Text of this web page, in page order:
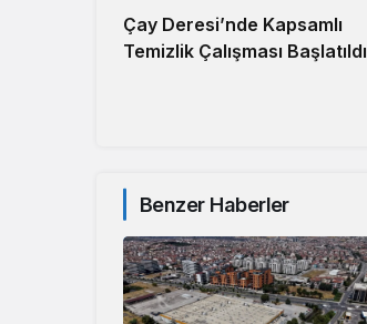
Çay Deresi’nde Kapsamlı
Temizlik Çalışması Başlatıldı
Benzer Haberler